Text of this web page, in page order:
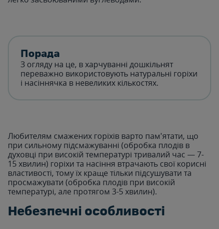
Порада
З огляду на це, в харчуванні дошкільнят
переважно використовують натуральні горіхи
і насіннячка в невеликих кількостях.
Любителям смажених горіхів варто пам'ятати, що
при сильному підсмажуванні (обробка плодів в
духовці при високій температурі тривалий час — 7-
15 хвилин) горіхи та насіння втрачають свої корисні
властивості, тому їх краще тільки підсушувати та
просмажувати (обробка плодів при високій
температурі, але протягом 3-5 хвилин).
Небезпечні особливості